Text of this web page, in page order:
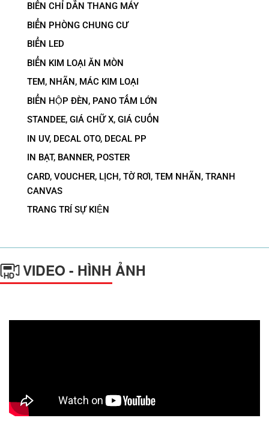
BIỂN CHỈ DẪN THANG MÁY
BIỂN PHÒNG CHUNG CƯ
BIỂN LED
BIỂN KIM LOẠI ĂN MÒN
TEM, NHÃN, MÁC KIM LOẠI
BIỂN HỘP ĐÈN, PANO TẤM LỚN
STANDEE, GIÁ CHỮ X, GIÁ CUỐN
IN UV, DECAL OTO, DECAL PP
IN BẠT, BANNER, POSTER
CARD, VOUCHER, LỊCH, TỜ RƠI, TEM NHÃN, TRANH
CANVAS
TRANG TRÍ SỰ KIỆN
VIDEO - HÌNH ẢNH